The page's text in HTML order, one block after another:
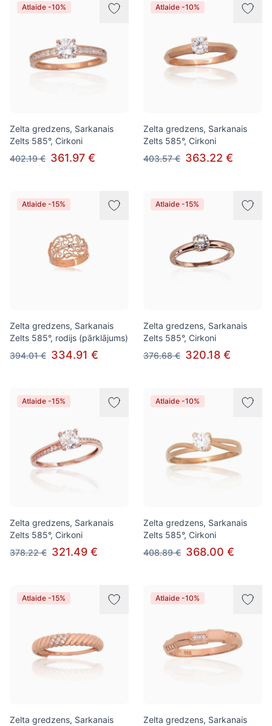
Atlaide -10%
Zelta gredzens, Sarkanais
Zelts 585°, Cirkoni
402.19 € 361.97 €
Atlaide -10%
Zelta gredzens, Sarkanais
Zelts 585°, Cirkoni
403.57 € 363.22 €
Atlaide -15%
Zelta gredzens, Sarkanais
Zelts 585°, rodijs (pārklājums)
394.01 € 334.91 €
Atlaide -15%
Zelta gredzens, Sarkanais
Zelts 585°, Cirkoni
376.68 € 320.18 €
Atlaide -15%
Zelta gredzens, Sarkanais
Zelts 585°, Cirkoni
378.22 € 321.49 €
Atlaide -10%
Zelta gredzens, Sarkanais
Zelts 585°, Cirkoni
408.89 € 368.00 €
Atlaide -15%
Zelta gredzens, Sarkanais
Atlaide -10%
Zelta gredzens, Sarkanais